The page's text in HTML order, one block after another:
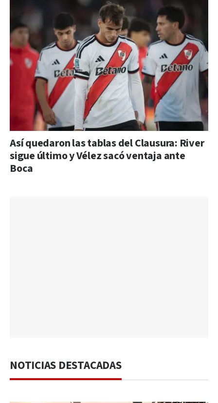
Así quedaron las tablas del Clausura: River
sigue último y Vélez sacó ventaja ante
Boca
NOTICIAS DESTACADAS